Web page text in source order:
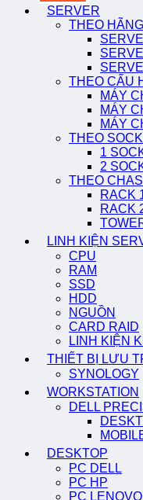
SERVER
THEO HÃNG
THEO CẤU
MÁY
MÁY
MÁY
THEO
1
2
THEO
RACK
RACK
LINH KIỆN
CPU
RAM
SSD
HDD
NGUỒN
CARD RAID
LINH KIỆN
THIẾT BỊ LƯU
SYNOLOGY
WORKSTATION
DELL
DESKTOP
PC DELL
PC HP
PC LENOVO